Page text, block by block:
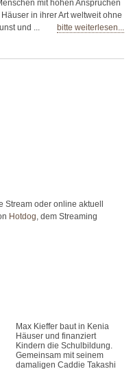
mit hohen Ansprüchen
in ihrer Art weltweit ohne
und ...
bitte weiterlesen...
Stream oder online aktuell
Hotdog , dem Streaming
Max Kieffer baut in Kenia
Häuser und finanziert
Kindern die Schulbildung.
Gemeinsam mit seinem
damaligen Caddie Takashi